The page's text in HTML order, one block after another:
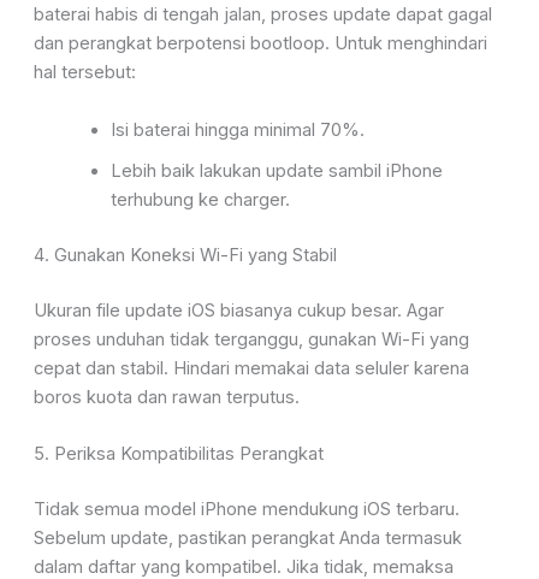
baterai habis di tengah jalan, proses update dapat gagal
dan perangkat berpotensi bootloop. Untuk menghindari
hal tersebut:
Isi baterai hingga minimal 70%.
Lebih baik lakukan update sambil iPhone
terhubung ke charger.
4. Gunakan Koneksi Wi-Fi yang Stabil
Ukuran file update iOS biasanya cukup besar. Agar
proses unduhan tidak terganggu, gunakan Wi-Fi yang
cepat dan stabil. Hindari memakai data seluler karena
boros kuota dan rawan terputus.
5. Periksa Kompatibilitas Perangkat
Tidak semua model iPhone mendukung iOS terbaru.
Sebelum update, pastikan perangkat Anda termasuk
dalam daftar yang kompatibel. Jika tidak, memaksa